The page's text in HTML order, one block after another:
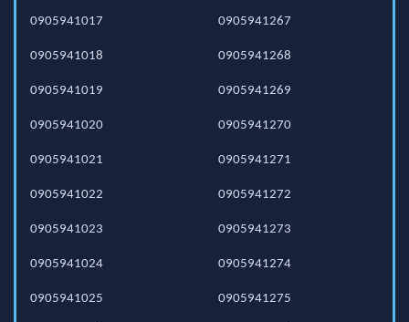
0905941017
0905941018
0905941019
0905941020
0905941021
0905941022
0905941023
0905941024
0905941025
0905941267
0905941268
0905941269
0905941270
0905941271
0905941272
0905941273
0905941274
0905941275